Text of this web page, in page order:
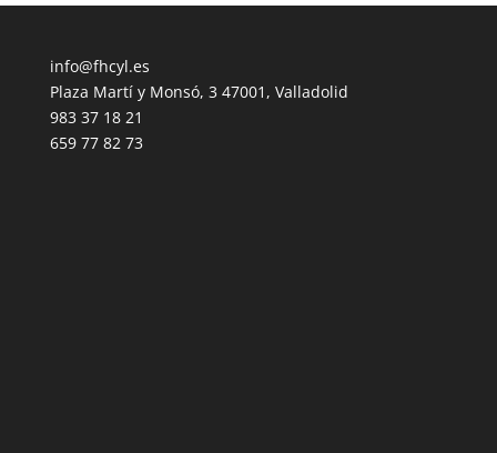
info@fhcyl.es
Plaza Martí y Monsó, 3 47001, Valladolid
983 37 18 21
659 77 82 73